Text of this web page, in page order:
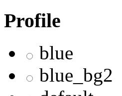
Profile
blue
blue_bg2